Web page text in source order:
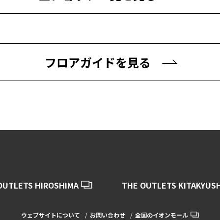
フロアガイドを見る
HIROSHIMA THE OUTLETS
ウェブサイトについて お問い合わせ 全国のイオンモール